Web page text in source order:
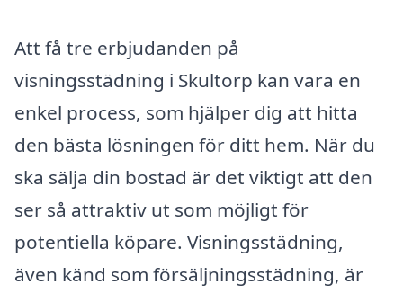
Att få tre erbjudanden på
visningsstädning i Skultorp kan vara en
enkel process, som hjälper dig att hitta
den bästa lösningen för ditt hem. När du
ska sälja din bostad är det viktigt att den
ser så attraktiv ut som möjligt för
potentiella köpare. Visningsstädning,
även känd som försäljningsstädning, är